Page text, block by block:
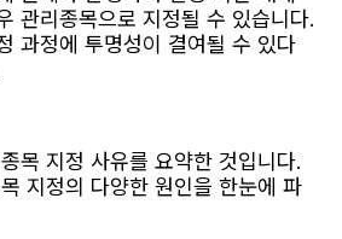
관리종목으로 지정될 수 있습니다.
과정에 투명성이 결여될 수 있다
목 지정 사유를 요약한 것입니다.
지정의 다양한 원인을 한눈에 파